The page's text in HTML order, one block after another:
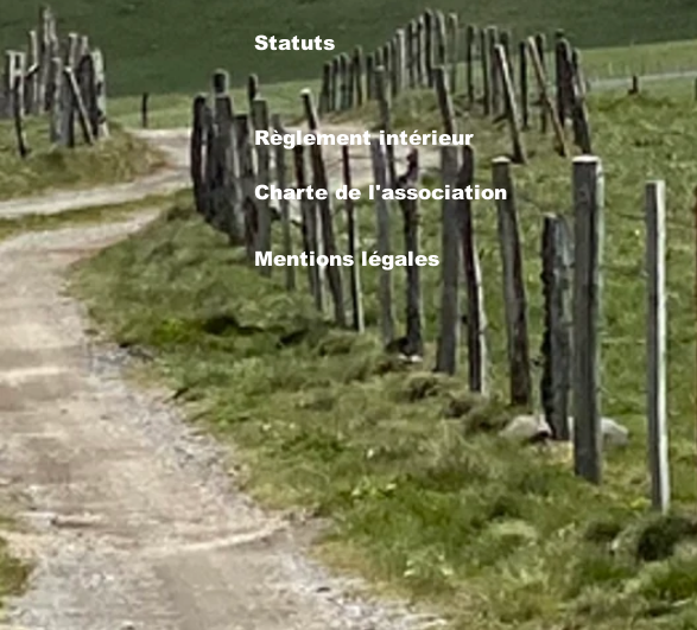
Statuts
Règlement intérieur
Charte de l'association
Mentions légales